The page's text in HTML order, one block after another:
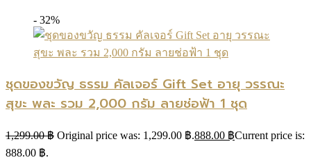
- 32%
ชุดของขวัญ ธรรม คัลเจอร์ Gift Set อายุ วรรณะ
สุขะ พละ รวม 2,000 กรัม ลายช่อฟ้า 1 ชุด
1,299.00฿ Original price was: 1,299.00 ฿.888.00 ฿Current price is:
888.00 ฿.